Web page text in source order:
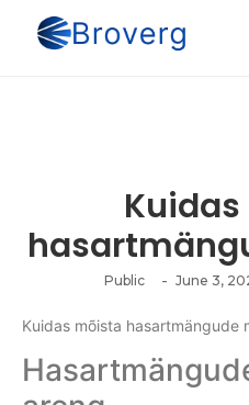
Public - June 3,
Kuidas mõista hasartmängude